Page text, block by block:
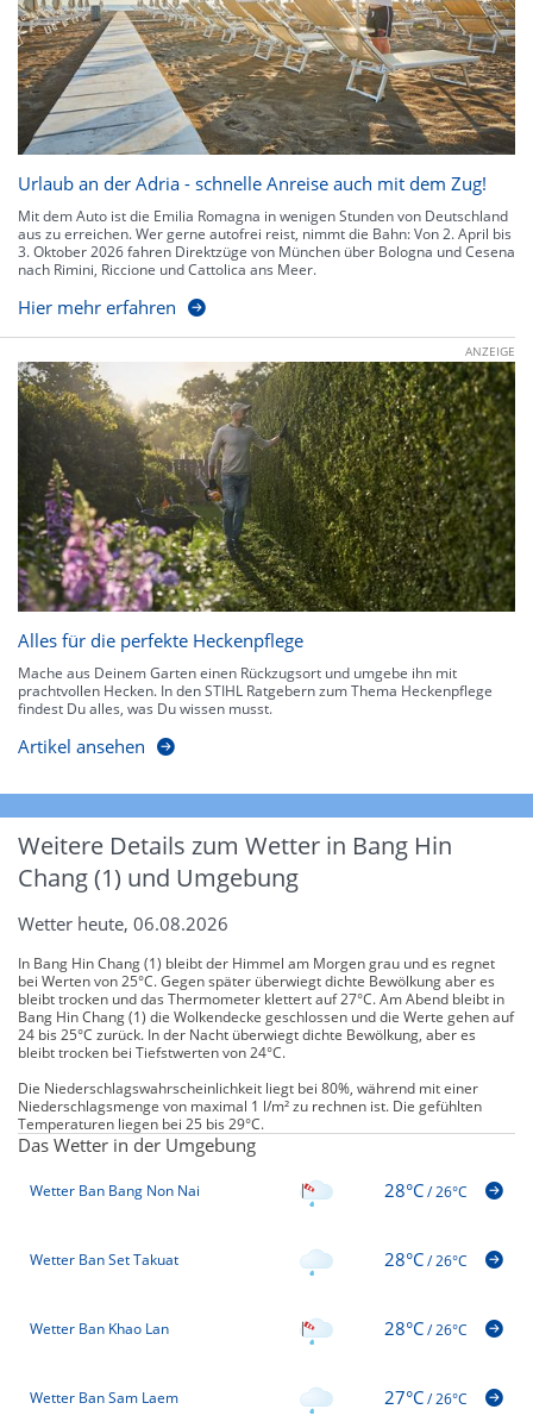
Urlaub an der Adria - schnelle Anreise auch mit dem Zug!
Mit dem Auto ist die Emilia Romagna in wenigen Stunden von Deutschland
aus zu erreichen. Wer gerne autofrei reist, nimmt die Bahn: Von 2. April bis
3. Oktober 2026 fahren Direktzüge von München über Bologna und Cesena
nach Rimini, Riccione und Cattolica ans Meer.
Hier mehr erfahren
ANZEIGE
Alles für die perfekte Heckenpflege
Mache aus Deinem Garten einen Rückzugsort und umgebe ihn mit
prachtvollen Hecken. In den STIHL Ratgebern zum Thema Heckenpflege
findest Du alles, was Du wissen musst.
Artikel ansehen
Weitere Details zum Wetter in Bang Hin
Chang (1) und Umgebung
Wetter heute, 06.08.2026
In Bang Hin Chang (1) bleibt der Himmel am Morgen grau und es regnet
bei Werten von 25°C. Gegen später überwiegt dichte Bewölkung aber es
bleibt trocken und das Thermometer klettert auf 27°C. Am Abend bleibt in
Bang Hin Chang (1) die Wolkendecke geschlossen und die Werte gehen auf
24 bis 25°C zurück. In der Nacht überwiegt dichte Bewölkung, aber es
bleibt trocken bei Tiefstwerten von 24°C.
Die Niederschlagswahrscheinlichkeit liegt bei 80%, während mit einer
Niederschlagsmenge von maximal 1 l/m² zu rechnen ist. Die gefühlten
Temperaturen liegen bei 25 bis 29°C.
Das Wetter in der Umgebung
Wetter Ban Bang Non Nai 28°C/26°C
Wetter Ban Set Takuat 28°C/26°C
Wetter Ban Khao Lan 28°C/26°C
Wetter Ban Sam Laem 27°C/26°C